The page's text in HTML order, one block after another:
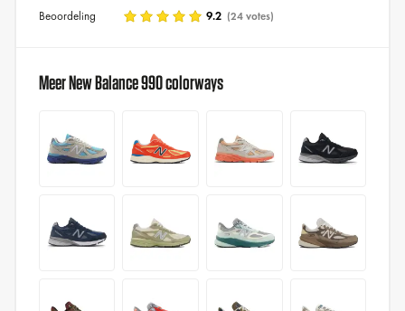
Beoordeling 9.2 (24 votes)
Meer New Balance 990 colorways